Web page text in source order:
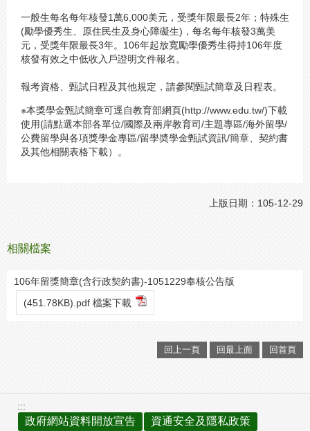
一般生每名每年核發1萬6,000美元，受獎年限最長2年；特殊生
(勵學優秀生、原住民生及身心障礙生)，每名每年核發3萬美
元，受獎年限最長3年。106年起放寬勵學優秀生得持106年度
核發有效之中低收入戶證明文件報名。
報考資格、甄試日程及其他規定，請參閱甄試簡章及日程表。
※本獎學金甄試簡章可逕自教育部網頁(http://www.edu.tw/)下載
使用(請點選本部各單位/國際及兩岸教育司/主題專區/海外留學/
公費留學與各項獎學金專區/留學奬學金甄試資訊/簡章、契約書
及其他相關表格下載）。
上版日期：105-12-29
相關檔案
106年留獎簡章(含行政契約書)-1051229奉核公告版
(451.78KB).pdf 檔案下載
回上一頁 回最上面 回首頁
:::
政府網站資料開放宣告 資通安全及隱私政策